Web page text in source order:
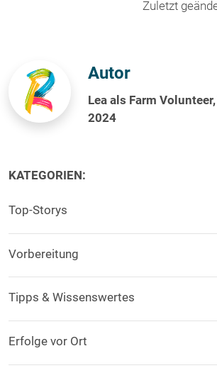
Zuletzt
Autor
Lea als Farm
2024
KATEGORIEN:
Top-Storys
Vorbereitung
Tipps & Wissenswertes
Erfolge vor Ort